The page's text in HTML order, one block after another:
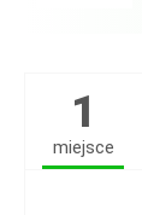
1
miejsce